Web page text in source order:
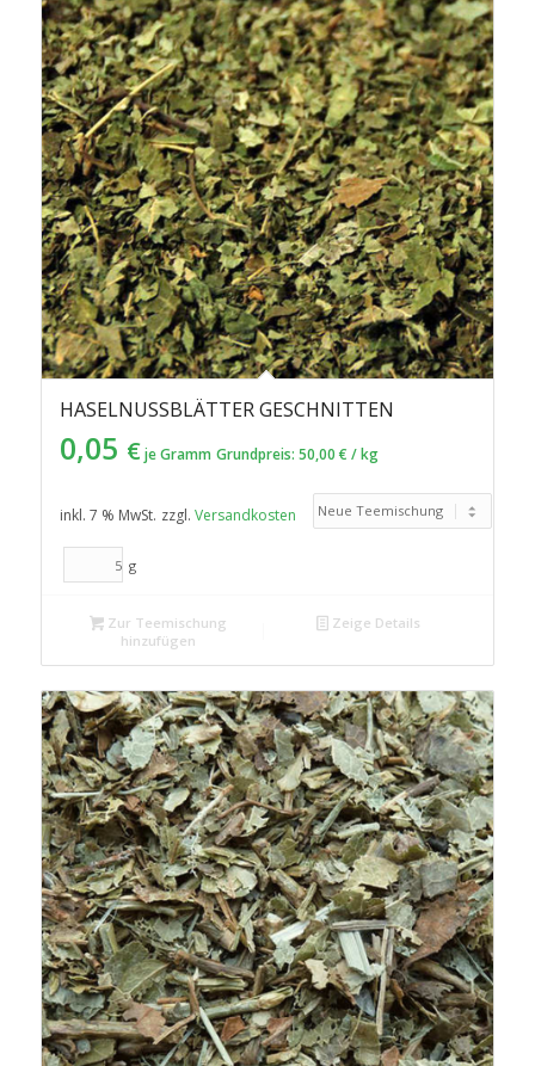
in
aufsteigender
Reihenfolge
zu
sortieren
HASELNUSSBLÄTTER GESCHNITTEN
0,05 € je Gramm Grundpreis: 50,00 € /kg
inkl. 7 % MwSt. zzgl. Versandkosten
g
Zur Teemischung
hinzufügen
Zeige Details